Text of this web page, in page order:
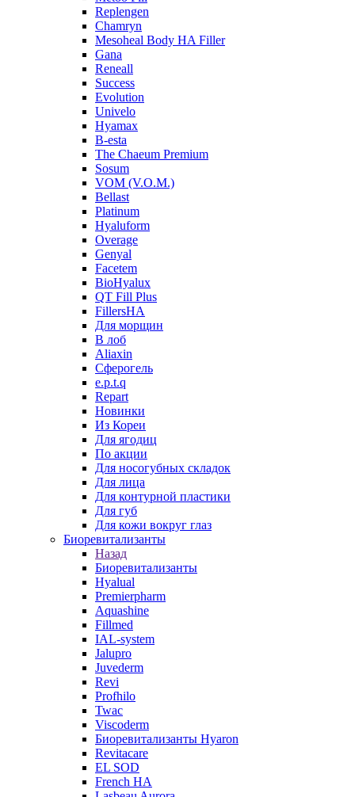
Replengen
Chamryn
Mesoheal Body HA Filler
Gana
Reneall
Success
Evolution
Univelo
Hyamax
B-esta
The Chaeum Premium
Sosum
VOM (V.O.M.)
Bellast
Platinum
Hyaluform
Overage
Genyal
Facetem
BioHyalux
QT Fill Plus
FillersHA
Для морщин
В лоб
Aliaxin
Сферогель
e.p.t.q
Repart
Новинки
Из Кореи
Для ягодиц
По акции
Для носогубных складок
Для лица
Для контурной пластики
Для губ
Для кожи вокруг глаз
Биоревитализанты
Назад
Биоревитализанты
Hyalual
Premierpharm
Aquashine
Fillmed
IAL-system
Jalupro
Juvederm
Revi
Profhilo
Twac
Viscoderm
Биоревитализанты Hyaron
Revitacare
EL SOD
French HA